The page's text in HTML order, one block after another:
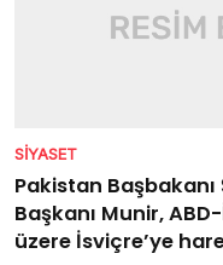
SIYASET
Pakistan
Başkanı Munir,
üzere İsviçre’ye